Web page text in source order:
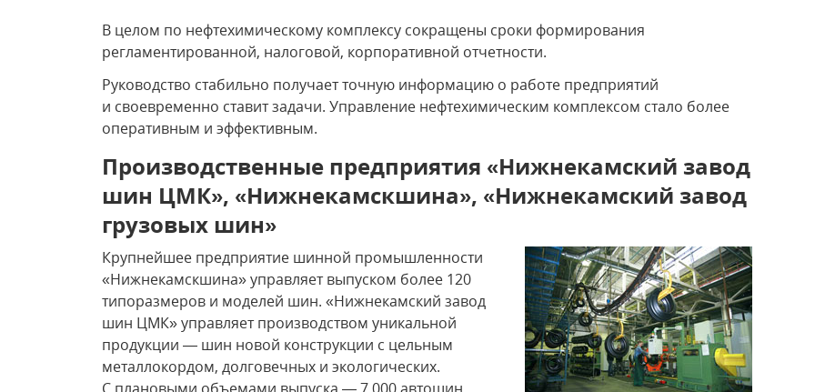
В целом по нефтехимическому комплексу сокращены сроки формирования
регламентированной, налоговой, корпоративной отчетности.
Руководство стабильно получает точную информацию о работе предприятий
и своевременно ставит задачи. Управление нефтехимическим комплексом стало более
оперативным и эффективным.
Производственные предприятия «Нижнекамский завод
шин ЦМК», «Нижнекамскшина», «Нижнекамский завод
грузовых шин»
Крупнейшее предприятие шинной промышленности
«Нижнекамскшина» управляет выпуском более 120
типоразмеров и моделей шин. «Нижнекамский завод
шин ЦМК» управляет производством уникальной
продукции — шин новой конструкции с цельным
металлокордом, долговечных и экологических.